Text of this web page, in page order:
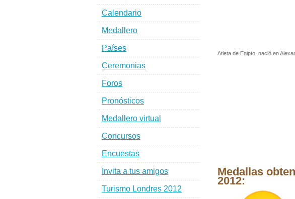
Atleta de Egipto, nació en
Medallas
2012:
Calendario
Medallero
Países
Ceremonias
Foros
Pronósticos
Medallero virtual
Concursos
Encuestas
Invita a tus amigos
Turismo Londres 2012